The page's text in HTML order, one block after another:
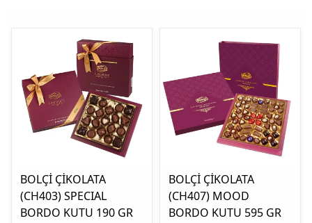
BOLÇİ ÇİKOLATA
(CH403) SPECIAL
BORDO KUTU 190 GR
BOLÇİ ÇİKOLATA
(CH407) MOOD
BORDO KUTU 595 GR